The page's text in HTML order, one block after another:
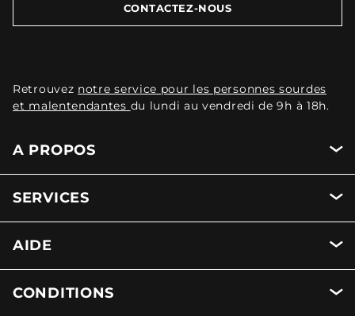
CONTACTEZ-NOUS
Retrouvez notre service pour les personnes sourdes
et malentendantes du lundi au vendredi de 9h à 18h.
A PROPOS
SERVICES
AIDE
CONDITIONS